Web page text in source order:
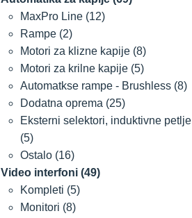
MaxPro Line (12)
Rampe (2)
Motori za klizne kapije (8)
Motori za krilne kapije (5)
Automatkse rampe - Brushless (8)
Dodatna oprema (25)
Eksterni selektori, induktivne petlje
(5)
Ostalo (16)
Video interfoni (49)
Kompleti (5)
Monitori (8)